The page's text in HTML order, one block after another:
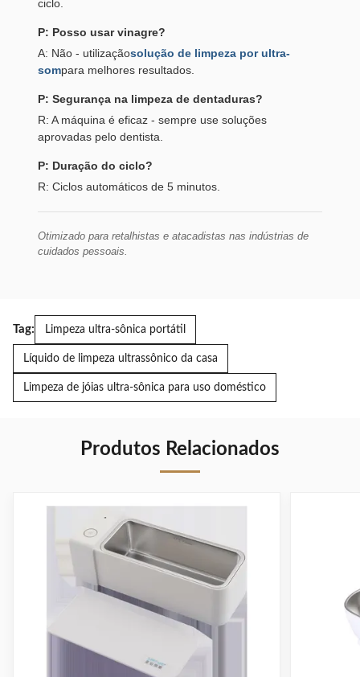
ciclo.
P: Posso usar vinagre?
A: Não - utilizaçãosolução de limpeza por ultra-
sompara melhores resultados.
P: Segurança na limpeza de dentaduras?
R: A máquina é eficaz - sempre use soluções
aprovadas pelo dentista.
P: Duração do ciclo?
R: Ciclos automáticos de 5 minutos.
Otimizado para retalhistas e atacadistas nas indústrias de
cuidados pessoais.
Tag: Limpeza ultra-sônica portátil
Líquido de limpeza ultrassônico da casa
Limpeza de jóias ultra-sônica para uso doméstico
Produtos Relacionados